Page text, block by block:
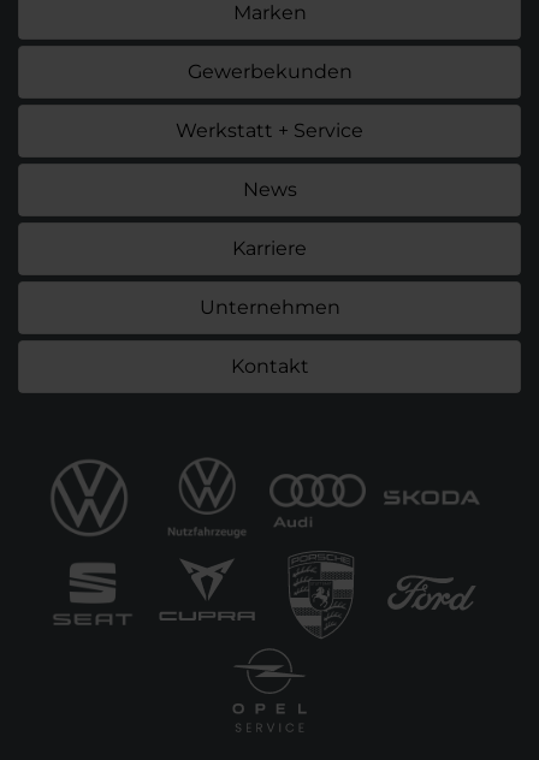
Marken
Gewerbekunden
Werkstatt + Service
News
Karriere
Unternehmen
Kontakt